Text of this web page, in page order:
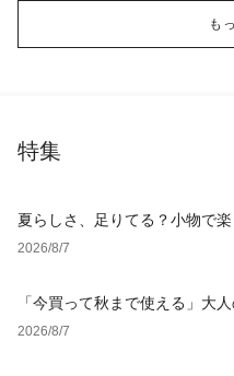
も
特集
夏らしさ、足りてる？小物で
2026/8/7
「今買って秋まで使える」大
タイルとNGな着こなし
2026/8/7